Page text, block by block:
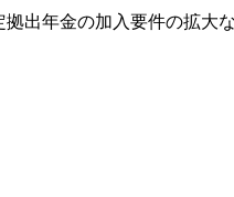
出年金の加入要件の拡大